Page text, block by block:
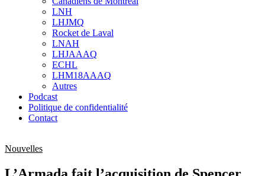
sub
menu
LNH
LHJMQ
Rocket de Laval
LNAH
LHJAAAQ
ECHL
LHM18AAAQ
Autres
Podcast
Politique de confidentialité
Contact
Nouvelles